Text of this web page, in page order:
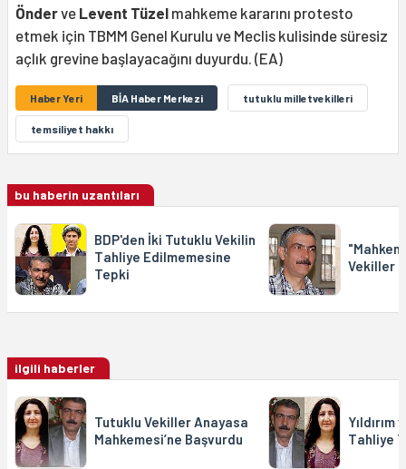
Önderve Levent Tüzel mahkeme kararını protesto
etmek için TBMM Genel Kurulu ve Meclis kulisinde süresiz
açlık grevine başlayacağını duyurdu. (EA)
Haber Yeri BİA Haber Merkezi tutuklu milletvekilleri
temsiliyet hakkı
bu haberin uzantıları
BDP'den İki Tutuklu Vekilin
Tahliye Edilmemesine
Tepki
Vekiller
ilgili haberler
Tutuklu Vekiller Anayasa
Mahkemesi’ne Başvurdu
Yıldırım
Tahliye